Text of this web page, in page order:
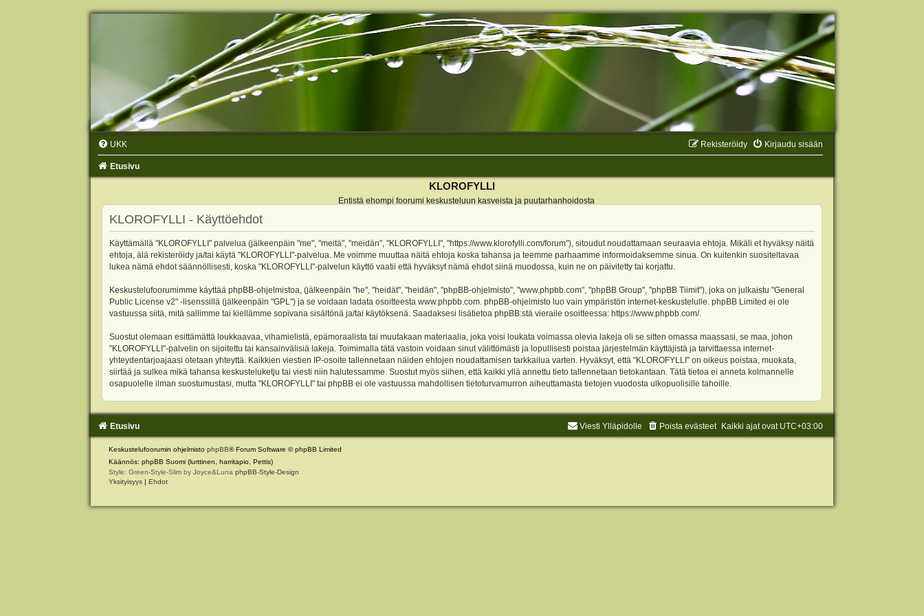
UKK Kirjaudu sisään
Rekisteröidy
Etusivu
KLOROFYLLI
Entistä ehompi foorumi keskusteluun kasveista ja puutarhanhoidosta
KLOROFYLLI - Käyttöehdot
Käyttämällä "KLOROFYLLI" palvelua (jälkeenpäin "me", "meitä", "meidän", "KLOROFYLLI", "https://www.klorofylli.com/forum"), sitoudut noudattamaan seuraavia ehtoja. Mikäli et hyväksy näitä
ehtoja, älä rekisteröidy ja/tai käytä "KLOROFYLLI"-palvelua. Me voimme muuttaa näitä ehtoja koska tahansa ja teemme parhaamme informoidaksemme sinua. On kuitenkin suositeltavaa
lukea nämä ehdot säännöllisesti, koska "KLOROFYLLI"-palvelun käyttö vaatii että hyväksyt nämä ehdot siinä muodossa, kuin ne on päivitetty tai korjattu.
Keskustelufoorumimme käyttää phpBB-ohjelmistoa, (jälkeenpäin "he", "heidät", "heidän", "phpBB-ohjelmisto", "www.phpbb.com", "phpBB Group", "phpBB Tiimit"), joka on julkaistu "General
Public License v2" -lisenssillä (jälkeenpäin "GPL") ja se voidaan ladata osoitteesta www.phpbb.com. phpBB-ohjelmisto luo vain ympäristön internet-keskustelulle. phpBB Limited ei ole
vastuussa siitä, mitä sallimme tai kiellämme sopivana sisältönä ja/tai käytöksenä. Saadaksesi lisätietoa phpBB:stä vieraile osoitteessa: https://www.phpbb.com/.
Suostut olemaan esittämättä loukkaavaa, vihamielistä, epämoraalista tai muutakaan materiaalia, joka voisi loukata voimassa olevia lakeja oli se sitten omassa maassasi, se maa, johon
"KLOROFYLLI"-palvelin on sijoitettu tai kansainvälisiä lakeja. Toimimalla tätä vastoin voidaan sinut välittömästi ja lopullisesti poistaa järjestelmän käyttäjistä ja tarvittaessa internet-
yhteydentarjoajaasi otetaan yhteyttä. Kaikkien viestien IP-osoite tallennetaan näiden ehtojen noudattamisen tarkkailua varten. Hyväksyt, että "KLOROFYLLI" on oikeus poistaa, muokata,
siirtää ja sulkea mikä tahansa keskusteluketju tai viesti niin halutessamme. Suostut myös siihen, että kaikki yllä annettu tieto tallennetaan tietokantaan. Tätä tietoa ei anneta kolmannelle
osapuolelle ilman suostumustasi, mutta "KLOROFYLLI" tai phpBB ei ole vastuussa mahdollisen tietoturvamurron aiheuttamasta tietojen vuodosta ulkopuolisille tahoille.
Etusivu Kaikki ajat ovat UTC+03:00
Poista evästeet
Viesti Ylläpidolle
Keskustelufoorumin ohjelmisto phpBB® Forum Software © phpBB Limited
Käännös: phpBB Suomi (lurttinen, harritapio, Pettis)
Style: Green-Style-Slim by Joyce&Luna phpBB-Style-Design
Yksityisyys | Ehdot